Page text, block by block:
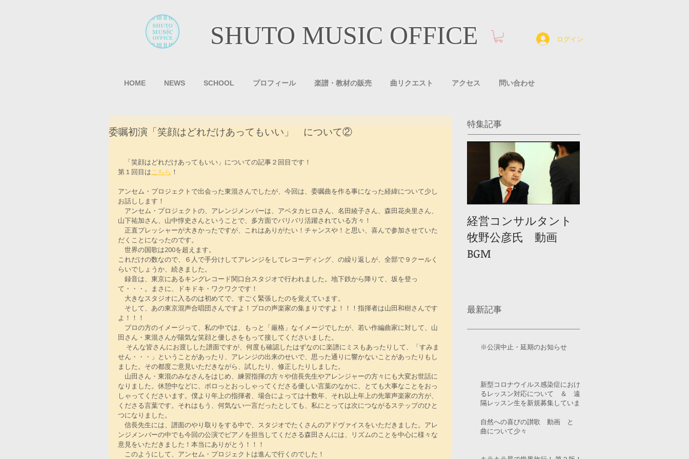
SHUTO MUSIC OFFICE ログイン
HOME NEWS SCHOOL プロフィール 楽譜・教材の販売 曲リクエスト アクセス 問い合わせ
委嘱初演「笑顔はどれだけあってもいい」 について②
「笑顔はどれだけあってもいい」についての記事２回目です！
第１回目はこちら ！
アンセム・プロジェクトで出会った東混さんでしたが、今回は、委嘱曲を作る事になった経緯について少し
お話しします！
アンセム・プロジェクトの、アレンジメンバーは、アベタカヒロさん、名田綾子さん、森田花央里さん、
山下祐加さん、山中惇史さんということで、多方面でバリバリ活躍されている方々！
正直プレッシャーが大きかったですが、これはありがたい！チャンスや！と思い、喜んで参加させていた
だくことになったのです。
世界の国歌は200を超えます。
これだけの数なので、６人で手分けしてアレンジをしてレコーディング、の繰り返しが、全部で９クールく
らいでしょうか、続きました。
録音は、東京にあるキングレコード関口台スタジオで行われました。地下鉄から降りて、坂を登っ
て・・・。まさに、ドキドキ・ワクワクです！
大きなスタジオに入るのは初めてで、すごく緊張したのを覚えています。
そして、あの東京混声合唱団さんですよ！プロの声楽家の集まりですよ！！！指揮者は山田和樹さんです
よ！！！
プロの方のイメージって、私の中では、もっと「厳格」なイメージでしたが、若い作編曲家に対して、山
田さん・東混さんが陽気な笑顔と優しさをもって接してくださいました。
せん・・・」ということがあったり、アレンジの出来のせいで、思った通りに響かないことがあったりもし
ました。その都度ご意見いただきながら、試したり、修正したりしました。
山田さん・東混のみなさんをはじめ、練習指揮の方々や信長先生やアレンジャーの方々にも大変お世話に
なりました。休憩中などに、ポロっとおっしゃってくださる優しい言葉のなかに、とても大事なことをおっ
しゃってくださいます。僕より年上の指揮者、場合によっては十数年、それ以上年上の先輩声楽家の方が、
くださる言葉です。それはもう、何気ない一言だったとしても、私にとっては次につながるステップのひと
つになりました。
信長先生には、譜面のやり取りをする中で、スタジオでたくさんのアドヴァイスをいただきました。アレ
ンジメンバーの中でも今回の公演でピアノを担当してくださる森田さんには、リズムのことを中心に様々な
意見をいただきました！本当にありがとう！！！
このようにして、アンセム・プロジェクトは進んで行くのでした！
特集記事
経営コンサルタント
牧野公彦氏 動画
BGM
最新記事
※公演中止・延期のお知らせ
新型コロナウイルス感染症におけ
るレッスン対応について ＆ 遠
隔レッスン生を新規募集していま
自然への喜びの讃歌 動画 と
曲について少々